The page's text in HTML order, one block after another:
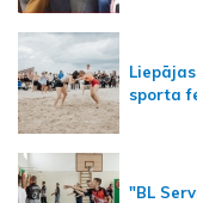
sporta
"BL